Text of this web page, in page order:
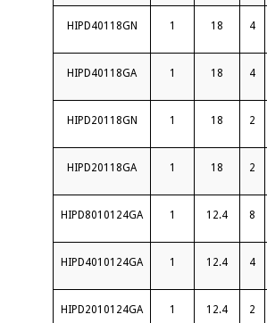
HIPD40118GN 1 18 4
HIPD40118GA 1 18 4
HIPD20118GN 1 18 2
HIPD20118GA 1 18 2
HIPD8010124GA 1 12.4 8
HIPD4010124GA 1 12.4 4
HIPD2010124GA 1 12.4 2